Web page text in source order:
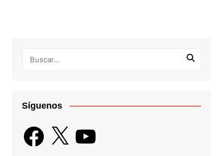
Síguenos
Facebook
X YouTube